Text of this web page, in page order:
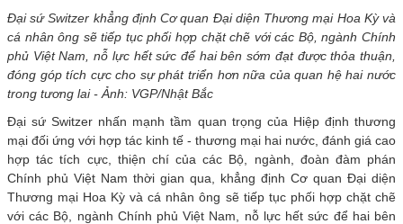
Đại sứ Switzer khẳng định Cơ quan Đại diện Thương mại Hoa Kỳ và
cá nhân ông sẽ tiếp tục phối hợp chặt chẽ với các Bộ, ngành Chính
phủ Việt Nam, nỗ lực hết sức để hai bên sớm đạt được thỏa thuận,
đóng góp tích cực cho sự phát triển hơn nữa của quan hệ hai nước
trong tương lai - Ảnh: VGP/Nhật Bắc
Đại sứSwitzer nhấn mạnh tầm quan trọng của Hiệp định thương
mại đối ứng với hợp tác kinh tế - thương mại hai nước, đánh giá cao
hợp tác tích cực, thiện chí của các Bộ, ngành, đoàn đàm phán
Chính phủ Việt Nam thời gian qua, khẳng định Cơ quan Đại diện
Thương mại Hoa Kỳ và cá nhân ông sẽ tiếp tục phối hợp chặt chẽ
với các Bộ, ngành Chính phủ Việt Nam, nỗ lực hết sức để hai bên